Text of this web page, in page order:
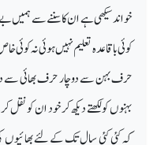
خواند سیکھی ہے ان کا سننے سے ہمیں
کوئی باقاعدہ تعلیم نہیں ہوئی نہ
حرف بہن سے دو چار حرف بھائی سے
بہنوں کو لکھتے دیکھ کر خود ان کو نقل
کہ کئی کئی سال تک کے لئے بھائیوں